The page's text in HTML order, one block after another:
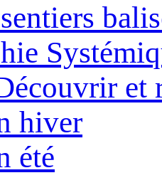
et
hiver
été